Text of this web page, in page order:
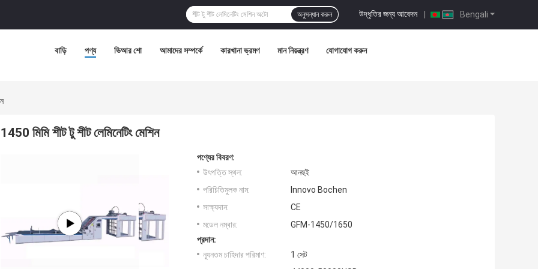
Bengali
উদ্ধৃতির জন্য আবেদন |
অনুসন্ধান করুন
বাড়ি পণ্য ভিআর শো আমাদের সম্পর্কে কারখানা ভ্রমণ মান নিয়ন্ত্রণ যোগাযোগ করুন
1450 মিমি শীট টু শীট লেমিনেটিং মেশিন
পণ্যের বিবরণ:
উৎপত্তি স্থল:
আনহুই
পরিচিতিমুলক নাম:
Innovo Bochen
সাক্ষ্যদান:
CE
মডেল নম্বার:
GFM-1450/1650
প্রদান:
ন্যূনতম চাহিদার পরিমাণ:
1 সেট